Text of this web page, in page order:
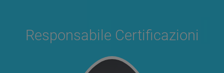
Responsabile Certificazioni